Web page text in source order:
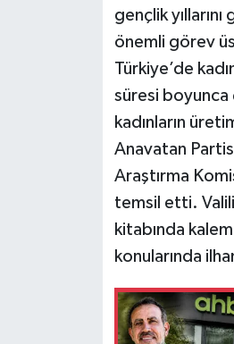
gençlik
önemli görev
Türkiye’de
süresi boyunca
kadınların
Anavatan
Araştırma
temsil etti.
kitabında
konularında